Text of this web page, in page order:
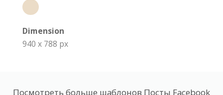
Dimension
940 x 788 px
Посмотреть больше шаблонов Посты Facebook